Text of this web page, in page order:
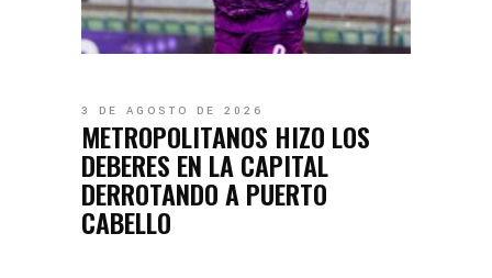
3 DE AGOSTO DE 2026
METROPOLITANOS HIZO LOS
DEBERES EN LA CAPITAL
DERROTANDO A PUERTO
CABELLO